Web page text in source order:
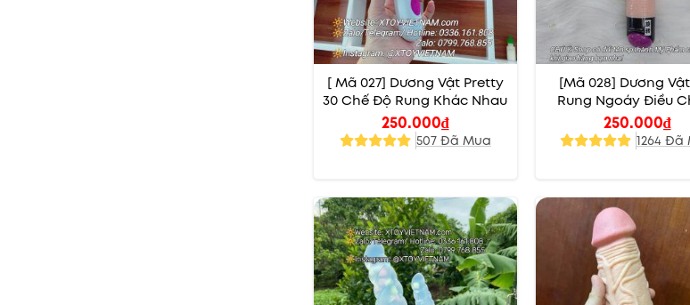
[ Mã 027] Dương Vật Pretty
30 Chế Độ Rung Khác Nhau
250.000₫
507 Đã Mua
[Mã 028] Dương
Rung Ngoáy Điều
Nhiều Cấp Độ
250.000₫
1264 Đã